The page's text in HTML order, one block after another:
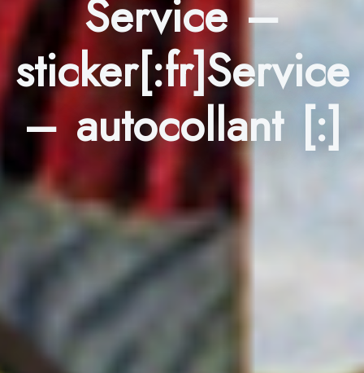
Service –
sticker[:fr]Service
– autocollant [:]